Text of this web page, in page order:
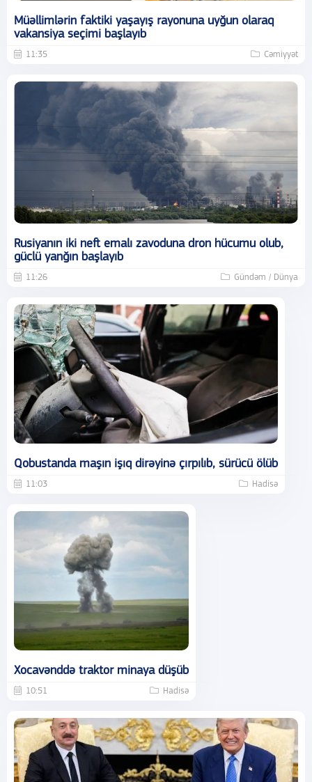
Müəllimlərin faktiki yaşayış rayonuna uyğun olaraq
vakansiya seçimi başlayıb
11:35 Cəmiyyət
Rusiyanın iki neft emalı zavoduna dron hücumu olub,
güclü yanğın başlayıb
11:26 Gündəm / Dünya
Qobustanda maşın işıq dirəyinə çırpılıb, sürücü ölüb
11:03 Hadisə
Xocavənddə traktor minaya düşüb
10:51 Hadisə